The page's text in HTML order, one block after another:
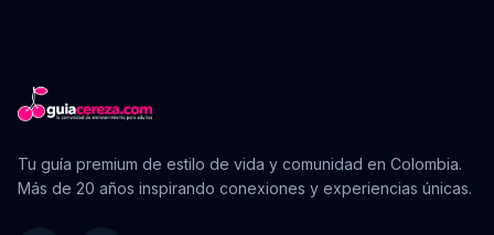
Tu guía premium de estilo de vida y comunidad en Colombia.
Más de 20 años inspirando conexiones y experiencias únicas.